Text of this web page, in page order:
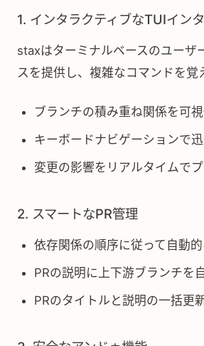
1. インタラクティブなTUIイン
staxはターミナルベースのユーザ
スを提供し、複雑なコマンドを覚
ブランチの積み重ね関係を可
キーボードナビゲーションで
変更の影響をリアルタイムで
2. スマートなPR管理
依存関係の順序に従って自動
PRの説明に上下游ブランチを
PRのタイトルと説明の一括更